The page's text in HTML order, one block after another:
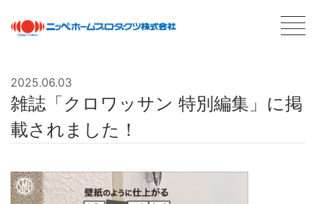
会社案内 ABOUT US
2025.06.03
雑誌「クロワッサン 特別編集」に掲
載されました！